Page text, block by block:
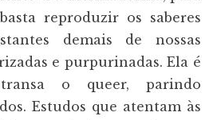
reproduzir os saberes
demais de nossas
e purpurinadas. Ela é
transa o queer, parindo
Estudos que atentam às